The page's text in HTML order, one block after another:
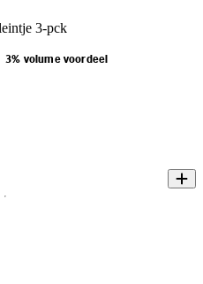
3-pck
3% volume voordeel